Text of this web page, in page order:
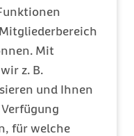
Mit
z. B.
und Ihnen
für welche
für die
mit
in ganz
und
eine
zentralen